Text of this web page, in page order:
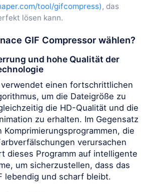
tool/gifcompress) , das
lösen kann.
GIF Compressor wählen?
und hohe Qualität der
verwendet einen fortschrittlichen
um die Dateigröße zu
die HD-Qualität und die
zu erhalten. Im Gegensatz
Komprimierungsprogrammen, die
verursachen
dieses Programm auf intelligente
um sicherzustellen, dass das
lebendig und scharf bleibt.